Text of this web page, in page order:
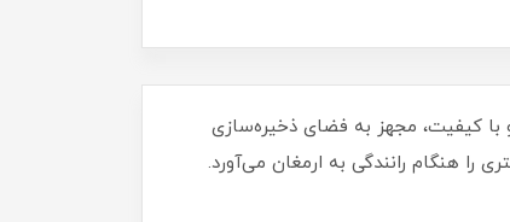
زانتیا است. این محصول مشکی و با کیفیت، مجهز به فضای ذخیره‌سازی
را هنگام رانندگی به ارمغان می‌آورد.